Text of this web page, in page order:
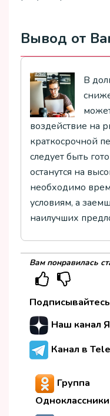
Вывод от
В
воздействие на
краткосрочной
следует быть
останутся на
необходимо
условиям, а
наилучших
Вам понравилась
Наш канал
Канал в
Группа
Одноклассники